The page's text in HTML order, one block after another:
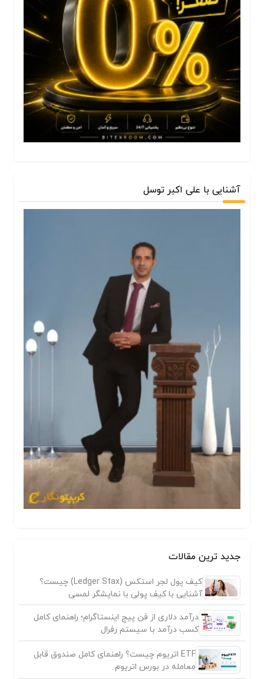
آشنایی با علی اکبر توسل
جدید ترین مقالات
کیف پول لجر استکس (Ledger Stax) چیست؟
آشنایی با کیف پولی با نمایشگر لمسی
درآمد دلاری از فن پیج اینستاگرام؛ راهنمای کامل
کسب درآمد با سیستم رفرال
ETF اتریوم چیست؟ راهنمای کامل صندوق قابل
معامله در بورس اتریوم